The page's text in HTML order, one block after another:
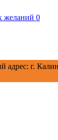
0
адрес: г.